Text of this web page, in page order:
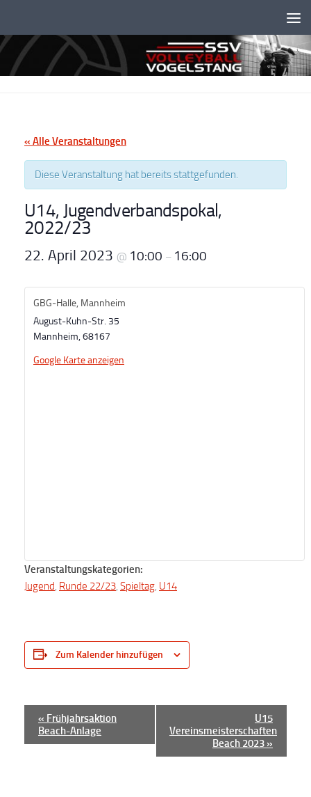
« Alle Veranstaltungen
Diese Veranstaltung hat bereits stattgefunden.
U14, Jugendverbandspokal,
2022/23
22. April 2023 @ 10:00 – 16:00
GBG-Halle, Mannheim
August-Kuhn-Str. 35
Mannheim,68167
Google Karte anzeigen
Veranstaltungskategorien:
Jugend Runde 22/23 Spieltag U14
Zum Kalender hinzufügen
« Frühjahrsaktion
Beach-Anlage
U15
Vereinsmeisterschaften
Beach 2023 »